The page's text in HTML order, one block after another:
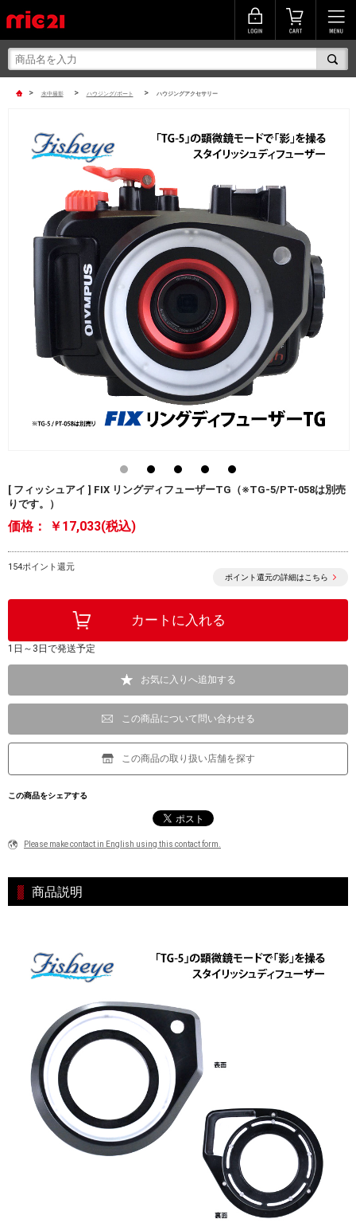
> 水中撮影 > ハウジング/ポート > ハウジングアクセサリー
[ フィッシュアイ ] FIX リングディフューザーTG（※TG-5/PT-058は別売
りです。）
価格： ￥17,033(税込)
154ポイント還元
ポイント還元の詳細はこちら
1日～3日で発送予定
お気に入りへ追加する
この商品について問い合わせる
この商品の取り扱い店舗を探す
この商品をシェアする
Please make contact in English using this contact form.
商品説明